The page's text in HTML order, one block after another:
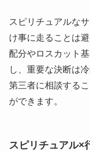
スピリチュアルな
け事に走ることは
配分やロスカット
し、重要な決断は
第三者に相談する
ができます。
スピリチュアル×